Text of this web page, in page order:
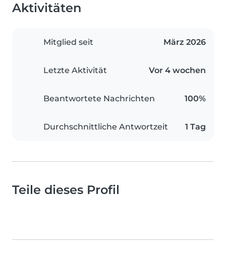
Aktivitäten
Mitglied seit März 2026
Letzte Aktivität Vor 4 wochen
Beantwortete Nachrichten 100%
Durchschnittliche Antwortzeit 1 Tag
Teile dieses Profil